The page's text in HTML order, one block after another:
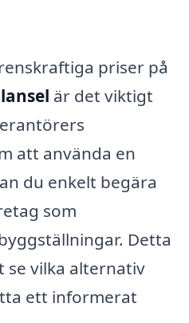
priser på
är det viktigt
att använda en
du enkelt begära
som
Detta
se vilka alternativ
ett informerat